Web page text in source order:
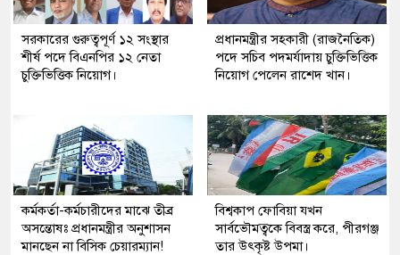
সরকারের গুরুত্বপূর্ণ ১২ সংস্থার
শীর্ষ পদে বিএনপির ১২ নেতা
চুক্তিভিত্তিক নিয়োগ।
প্রধানমন্ত্রীর সহকারী (রাজনৈতিক)
পদে সচিব পদমর্যাদায় চুক্তিভিত্তিক
নিয়োগ পেলেন রাশেদ খান।
কর্মকর্তা-কর্মচারীদের মাঝে তীব্র
অসন্তোষঃ প্রধানমন্ত্রীর অনুশাসন
মানছেন না বিসিক চেয়ারম্যান!
বিশ্বকাপ ফোবিয়া যখন
সার্বভৌমত্বকে বিবস্ত্র করে, পীরগঞ্জ
তার উৎকৃষ্ট উপমা।